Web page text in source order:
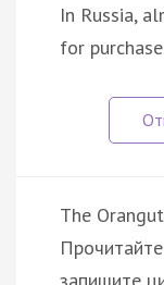
In Russia,
for
The
запишите